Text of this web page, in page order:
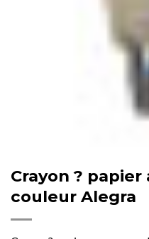
Crayon ?
couleur Alegra